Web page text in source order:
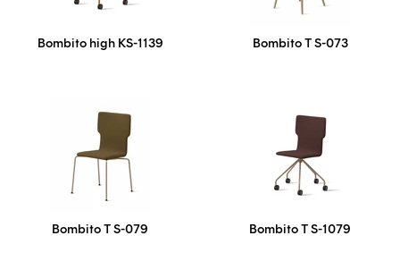
Bombito high KS-1139 Bombito T S-073
Bombito T S-079 Bombito T S-1079